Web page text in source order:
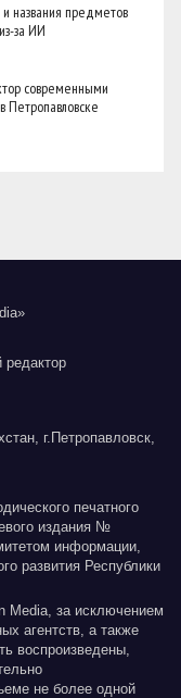
названия предметов
за ИИ
современными
Петропавловске
редактор
г.Петропавловск,
печатного
издания №
информации,
развития Республики
Media, за исключением
агентств, а также
воспроизведены,
не более одной